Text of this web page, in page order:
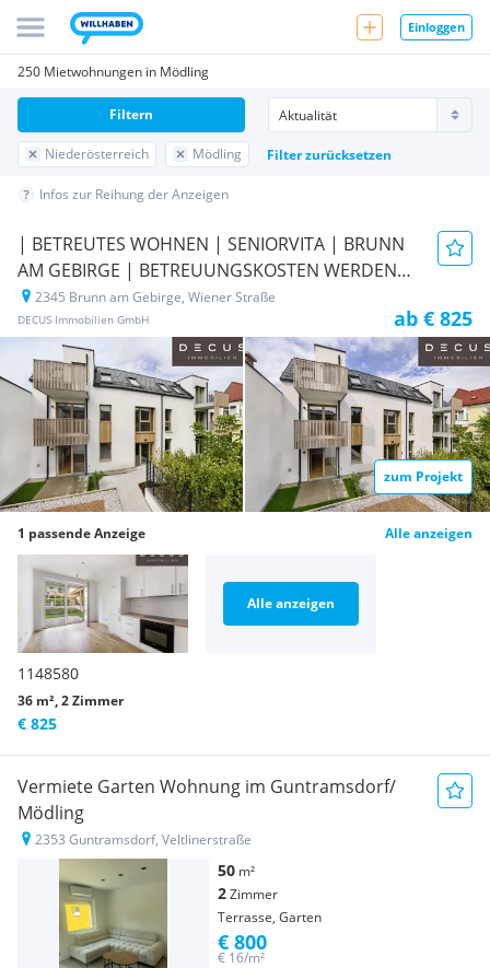
Einloggen
250 Mietwohnungen in Mödling
Niederösterreich Mödling Filter zurücksetzen
Filtern
Infos zur Reihung der Anzeigen
| BETREUTES WOHNEN | SENIORVITA | BRUNN
AM GEBIRGE | BETREUUNGSKOSTEN WERDEN
VOM VERMIETER ÜBERNOMMEN
2345 Brunn am Gebirge, Wiener Straße
DECUS Immobilien GmbH ab € 825
zum Projekt
1 passende Anzeige Alle anzeigen
1148580
36 m², 2 Zimmer
€ 825
Alle anzeigen
Vermiete Garten Wohnung im Guntramsdorf/
Mödling
2353 Guntramsdorf, Veltlinerstraße
50 m²
2Zimmer
Terrasse, Garten
€ 16/m²
€ 800